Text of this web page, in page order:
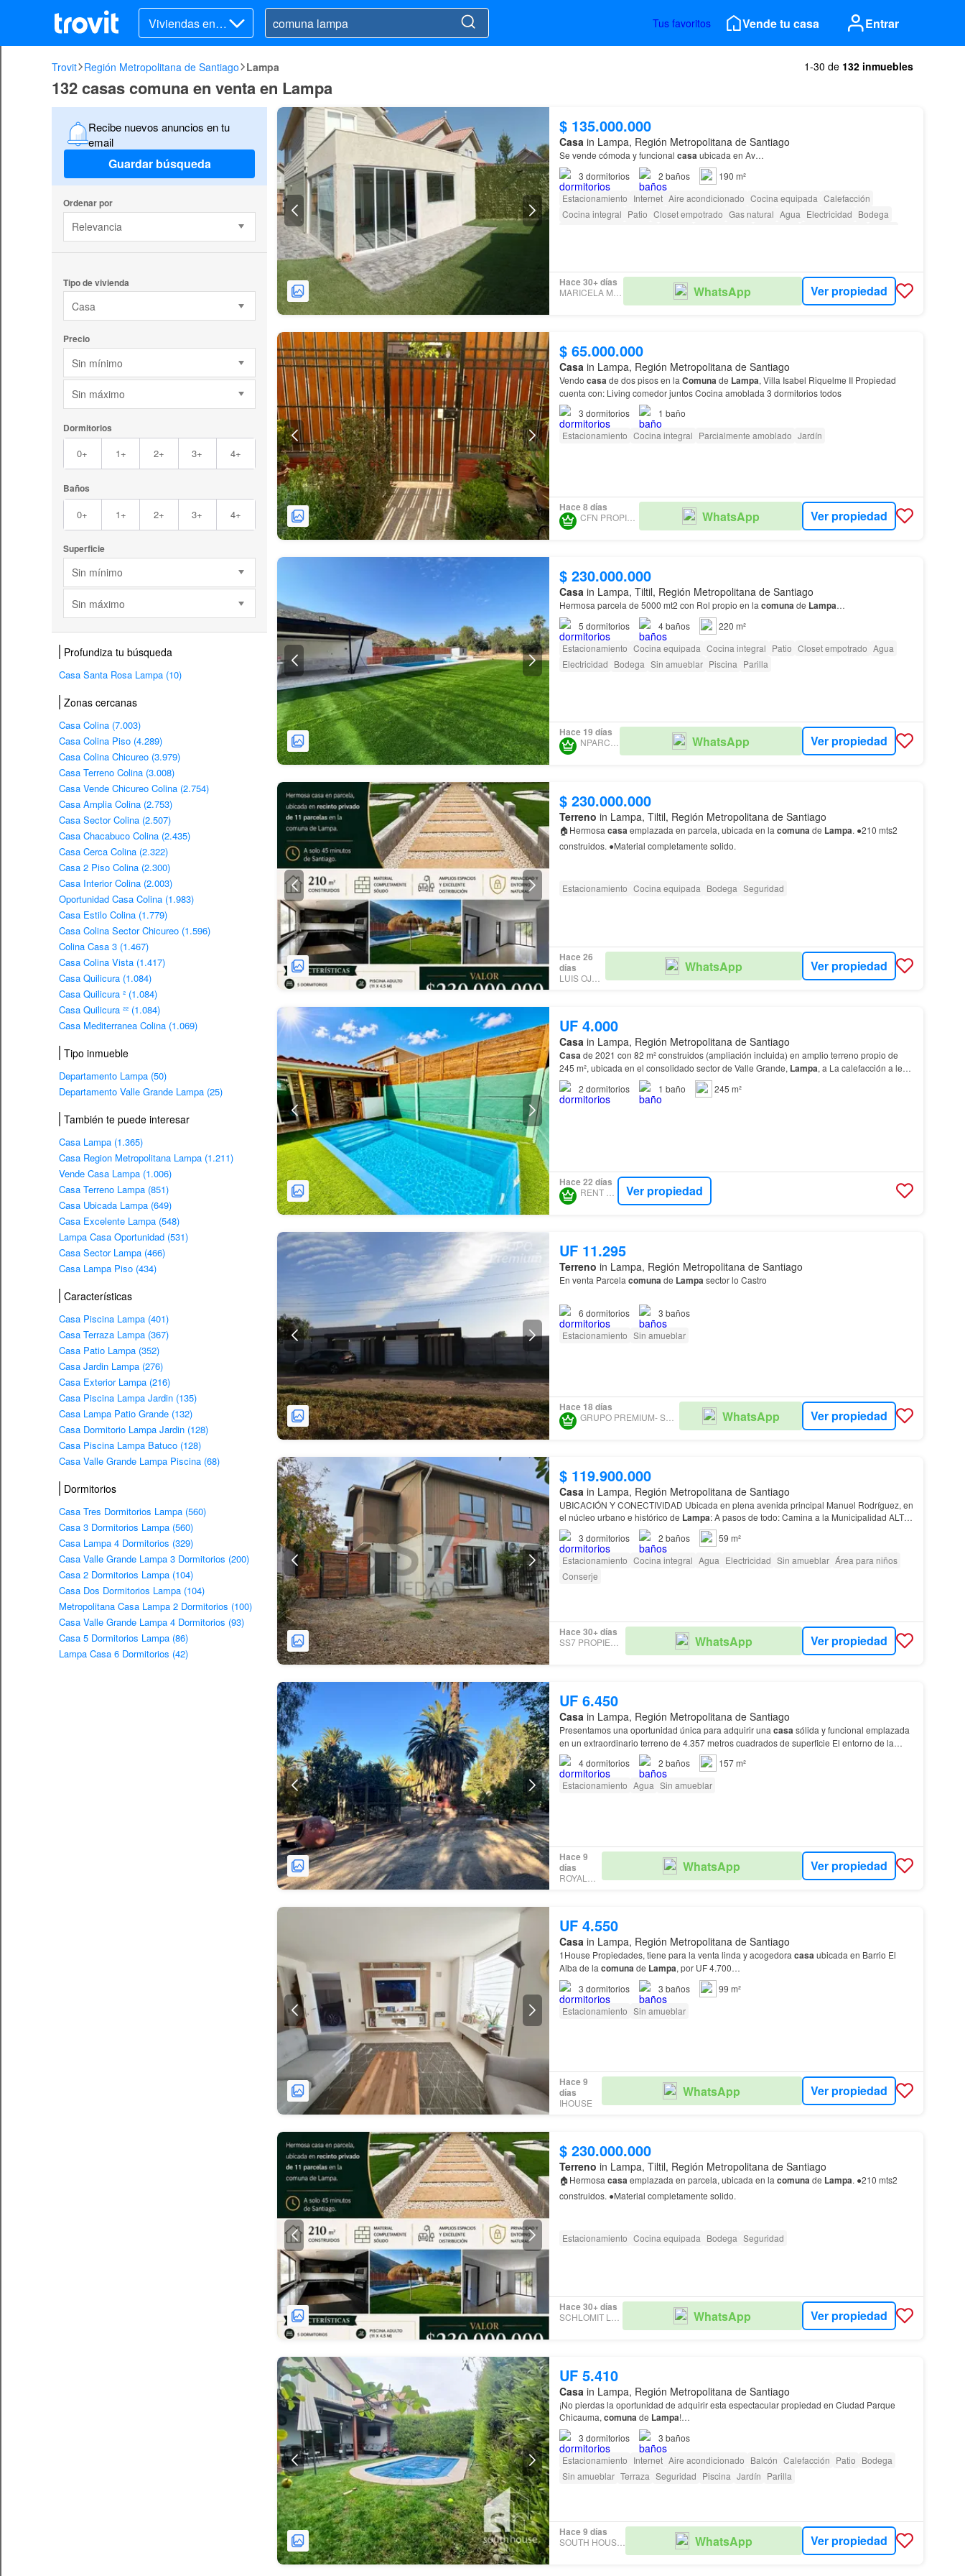
Viviendas en v
enta
Tus favoritos Vende tu casa Entrar
Trovit Región Metropolitana de Santiago Lampa 1-30 de 132 inmuebles
132 casas comuna en venta en Lampa
Recibe nuevos anuncios en tu
email
Guardar búsqueda
Ordenar por
Relevancia
Tipo de vivienda
Casa
Precio
Sin mínimo
Sin máximo
Dormitorios
0+ 1+ 2+ 3+ 4+
Baños
0+ 1+ 2+ 3+ 4+
Superficie
Sin mínimo
Sin máximo
Profundiza tu búsqueda
Casa Santa Rosa Lampa (10)
Zonas cercanas
Casa Colina (7.003)
Casa Colina Piso (4.289)
Casa Colina Chicureo (3.979)
Casa Terreno Colina (3.008)
Casa Vende Chicureo Colina (2.754)
Casa Amplia Colina (2.753)
Casa Sector Colina (2.507)
Casa Chacabuco Colina (2.435)
Casa Cerca Colina (2.322)
Casa 2 Piso Colina (2.300)
Casa Interior Colina (2.003)
Oportunidad Casa Colina (1.983)
Casa Estilo Colina (1.779)
Casa Colina Sector Chicureo (1.596)
Colina Casa 3 (1.467)
Casa Colina Vista (1.417)
Casa Quilicura (1.084)
Casa Quilicura ² (1.084)
Casa Quilicura ²² (1.084)
Casa Mediterranea Colina (1.069)
Tipo inmueble
Departamento Lampa (50)
Departamento Valle Grande Lampa (25)
También te puede interesar
Casa Lampa (1.365)
Casa Region Metropolitana Lampa (1.211)
Vende Casa Lampa (1.006)
Casa Terreno Lampa (851)
Casa Ubicada Lampa (649)
Casa Excelente Lampa (548)
Lampa Casa Oportunidad (531)
Casa Sector Lampa (466)
Casa Lampa Piso (434)
Características
Casa Piscina Lampa (401)
Casa Terraza Lampa (367)
Casa Patio Lampa (352)
Casa Jardin Lampa (276)
Casa Exterior Lampa (216)
Casa Piscina Lampa Jardin (135)
Casa Lampa Patio Grande (132)
Casa Dormitorio Lampa Jardin (128)
Casa Piscina Lampa Batuco (128)
Casa Valle Grande Lampa Piscina (68)
Dormitorios
Casa Tres Dormitorios Lampa (560)
Casa 3 Dormitorios Lampa (560)
Casa Lampa 4 Dormitorios (329)
Casa Valle Grande Lampa 3 Dormitorios (200)
Casa 2 Dormitorios Lampa (104)
Casa Dos Dormitorios Lampa (104)
Metropolitana Casa Lampa 2 Dormitorios (100)
Casa Valle Grande Lampa 4 Dormitorios (93)
Casa 5 Dormitorios Lampa (86)
Lampa Casa 6 Dormitorios (42)
$ 135.000.000
Casain Lampa, Región Metropolitana de Santiago
Se vende cómoda y funcional casaubicada en Av…
3 dormitorios 2 baños
190 m²
Estacionamiento Internet Aire acondicionado Cocina equipada Calefacción
Cocina integral Patio Closet empotrado Gas natural Agua Electricidad Bodega
Hace 30+ días
MARICELA MUÑOZ WhatsApp Ver propiedad
$ 65.000.000
Casa in Lampa, Región Metropolitana de Santiago
Vendo casade dos pisos en la Comunade Lampa, Villa Isabel Riquelme II Propiedad
cuenta con: Living comedor juntos Cocina amoblada 3 dormitorios todos
3 dormitorios 1 baño
Estacionamiento Cocina integral Parcialmente amoblado Jardín
Hace 8 días
CFN PROPIEDADES WhatsApp Ver propiedad
$ 230.000.000
Casa in Lampa, Tiltil, Región Metropolitana de Santiago
Hermosa parcela de 5000 mt2 con Rol propio en la comunade Lampa…
5 dormitorios 4baños
220 m²
Estacionamiento Cocina equipada Cocina integral Patio Closet empotrado Agua
Electricidad Bodega Sin amueblar Piscina Parilla
Hace 19 días
NPARCELAS WhatsApp Ver propiedad
$ 230.000.000
Terreno in Lampa, Tiltil, Región Metropolitana de Santiago
🏠Hermosa casaemplazada en parcela, ubicada en la comunade Lampa. ●210 mts2
construidos. ●Material completamente solido.
Estacionamiento Cocina equipada Bodega Seguridad
Hace 26
días
LUIS OJEDA
WhatsApp Ver propiedad
UF 4.000
Casa in Lampa, Región Metropolitana de Santiago
Casade 2021 con 82 m² construidos (ampliación incluida) en amplio terreno propio de
245 m², ubicada en el consolidado sector de Valle Grande, Lampa, a La calefacción a leña
(bosca) climatiza el resto de la
casadurante el in…
2 dormitorios 1 baño 245 m²
Hace 22 días
RENT CLUB Ver propiedad
UF 11.295
Terreno in Lampa, Región Metropolitana de Santiago
En venta Parcela comunade Lampasector lo Castro
Cód.:75321
Se vende parcela de 5000 m2 - Valor 11.295 UF
6 dormitorios 3 baños
Estacionamiento Sin amueblar
Hace 18 días
GRUPO PREMIUM- SUC. PROVIDENCIA WhatsApp Ver propiedad
$ 119.900.000
Casa in Lampa, Región Metropolitana de Santiago
UBICACIÓN Y CONECTIVIDAD Ubicada en plena avenida principal Manuel Rodríguez, en
el núcleo urbano e histórico de Lampa: A pasos de todo: Camina a la Municipalidad ALTA
PLUSVALÍA Y CRECIMIENTO (Ideal Inversionistas o Familias)…
3 dormitorios 2 baños
59 m²
Estacionamiento Cocina integral Agua Electricidad Sin amueblar Área para niños
Conserje
Hace 30+ días
WhatsApp Ver propiedad
UF 6.450
Casa in Lampa, Región Metropolitana de Santiago
Presentamos una oportunidad única para adquirir una casasólida y funcional emplazada
en un extraordinario terreno de 4.357 metros cuadrados de superficie El entorno de la
zona de Santa Sara, en la
deLampa
4dormitorios 2 baños
157 m²
Estacionamiento Agua Sin amueblar
Hace 9
días
WhatsApp Ver propiedad
UF 4.550
Casa in Lampa, Región Metropolitana de Santiago
1House Propiedades, tiene para la venta linda y acogedora casaubicada en Barrio El
Alba de la comunade Lampa, por UF 4.700…
3 dormitorios 3 baños
99 m²
Estacionamiento Sin amueblar
Hace 9
días
IHOUSE
WhatsApp Ver propiedad
$ 230.000.000
Terreno in Lampa, Tiltil, Región Metropolitana de Santiago
🏠Hermosa casaemplazada en parcela, ubicada en la comunade Lampa. ●210 mts2
construidos. ●Material completamente solido.
Estacionamiento Cocina equipada Bodega Seguridad
Hace 30+ días
WhatsApp Ver propiedad
UF 5.410
Casa in Lampa, Región Metropolitana de Santiago
¡No pierdas la oportunidad de adquirir esta espectacular propiedad en Ciudad Parque
Chicauma, comunade Lampa!…
3 dormitorios 3 baños
Estacionamiento Internet Aire acondicionado Balcón Calefacción Patio Bodega
Sin amueblar Terraza Seguridad Piscina Jardín Parilla
Hace 9 días
SOUTH HOUSE SPA WhatsApp Ver propiedad